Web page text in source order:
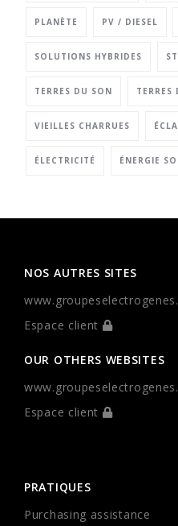
PLANÈTE PV / DIESEL
SOLUTIONS HYBRIDES
TERRES DU SON TERRES
VIEILLES CHARRUES
ÉLECTRICITÉ ÉNERGIE
NOS AUTRES SITES
Espace client
OUR OTHERS WEBSITES
Espace client
PRATIQUES
Purchasing assistance